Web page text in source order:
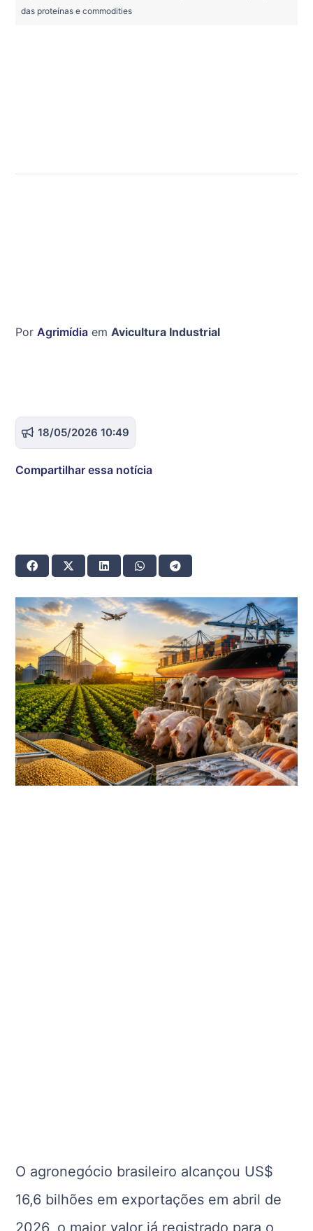
das proteínas e commodities
Por Agrimídia em Avicultura Industrial
18/05/2026 10:49
Compartilhar essa notícia
O agronegócio brasileiro alcançou US$
16,6 bilhões em exportações em abril de
2026, o maior valor já registrado para o